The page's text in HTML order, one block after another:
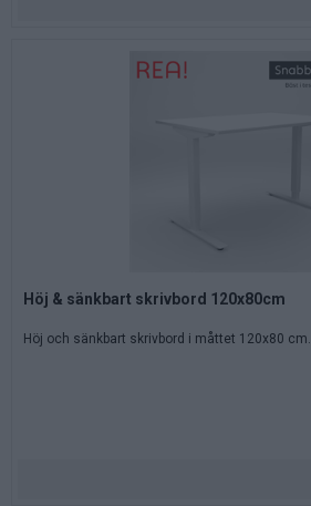
Höj & sänkbart skrivbord 120x80cm
Höj och sänkbart skrivbord i måttet 120x80 cm.